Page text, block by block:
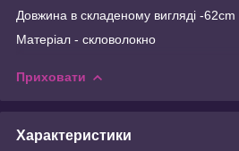
Довжина в складеному вигляді -62cm
Матеріал - скловолокно
Приховати
Характеристики